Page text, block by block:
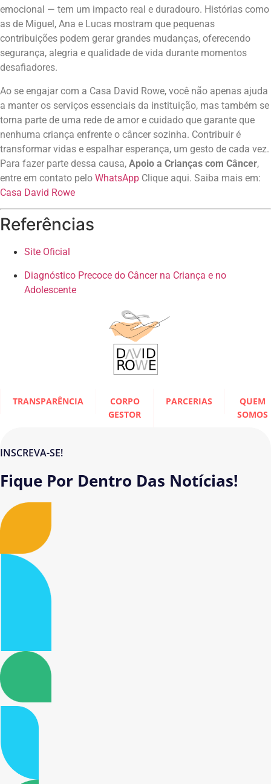
emocional — tem um impacto real e duradouro. Histórias como
as de Miguel, Ana e Lucas mostram que pequenas
contribuições podem gerar grandes mudanças, oferecendo
segurança, alegria e qualidade de vida durante momentos
desafiadores.
Ao se engajar com a Casa David Rowe, você não apenas ajuda
a manter os serviços essenciais da instituição, mas também se
torna parte de uma rede de amor e cuidado que garante que
nenhuma criança enfrente o câncer sozinha. Contribuir é
transformar vidas e espalhar esperança, um gesto de cada vez.
Para fazer parte dessa causa, Apoio a Crianças com Câncer,
entre em contato pelo WhatsApp Clique aqui. Saiba mais em:
Casa David Rowe
Referências
Site Oficial
Diagnóstico Precoce do Câncer na Criança e no
Adolescente
TRANSPARÊNCIA
CORPO
GESTOR
PARCERIAS
QUEM
SOMOS
INSCREVA-SE!
Fique Por Dentro Das Notícias!